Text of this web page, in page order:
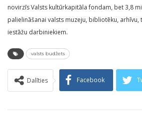
novirzīs Valsts kultūrkapitāla fondam, bet 3,8
palielināšanai valsts muzeju, bibliotēku, arhīvu,
iestāžu darbiniekiem.
valsts budžets
Dalīties Facebook